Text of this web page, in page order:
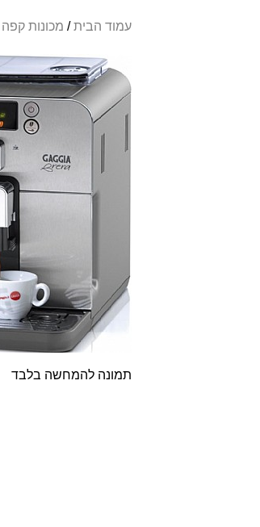
עמוד הבית/ מכונות קפה
תמונה להמחשה בלבד